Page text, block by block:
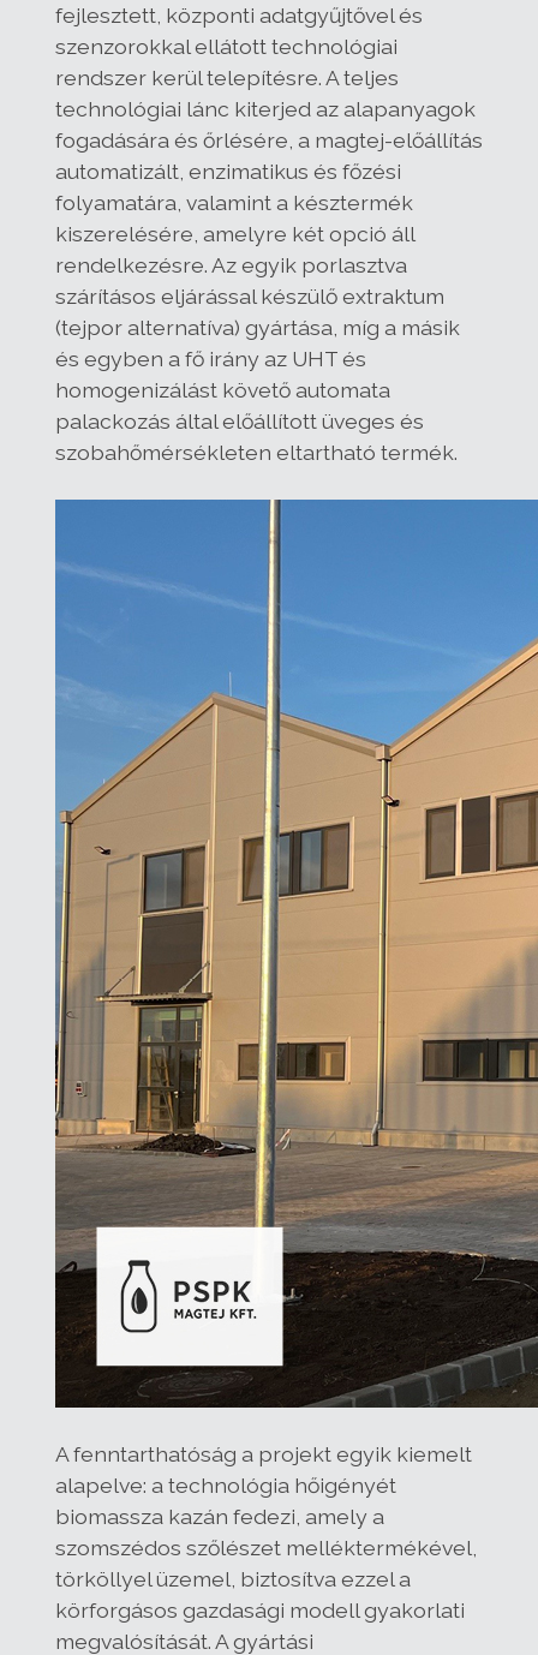
fejlesztett, központi adatgyűjtővel és
szenzorokkal ellátott technológiai
rendszer kerül telepítésre. A teljes
technológiai lánc kiterjed az alapanyagok
fogadására és őrlésére, a magtej-előállítás
automatizált, enzimatikus és főzési
folyamatára, valamint a késztermék
kiszerelésére, amelyre két opció áll
rendelkezésre. Az egyik porlasztva
szárításos eljárással készülő extraktum
(tejpor alternatíva) gyártása, míg a másik
és egyben a fő irány az UHT és
homogenizálást követő automata
palackozás által előállított üveges és
szobahőmérsékleten eltartható termék.
A fenntarthatóság a projekt egyik kiemelt
alapelve: a technológia hőigényét
biomassza kazán fedezi, amely a
szomszédos szőlészet melléktermékével,
törköllyel üzemel, biztosítva ezzel a
körforgásos gazdasági modell gyakorlati
megvalósítását. A gyártási